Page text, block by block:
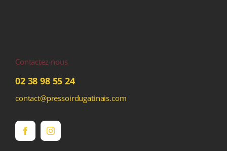
Contactez-nous
02 38 98 55 24
contact@pressoirdugatinais.com